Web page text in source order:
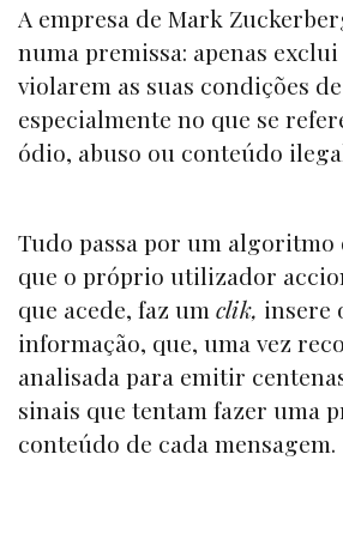
A empresa de Mark
numa premissa: apenas
violarem as suas condições
especialmente no que se
ódio, abuso ou conteúdo
Tudo passa por um algoritmo
que o próprio utilizador
que acede, faz um clik, insere
informação, que, uma vez
analisada para emitir
sinais que tentam fazer uma
conteúdo de cada mensagem.